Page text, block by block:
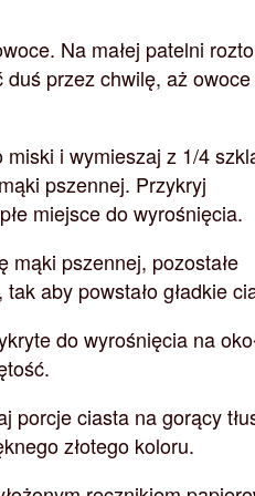
Na małej patelni
duś przez chwilę, aż owoce
i wymieszaj z 1/4
pszennej. Przykryj
miejsce do wyrośnięcia.
mąki pszennej, pozostałe
aby powstało gładkie
do wyrośnięcia na
porcje ciasta na gorący
złotego koloru.